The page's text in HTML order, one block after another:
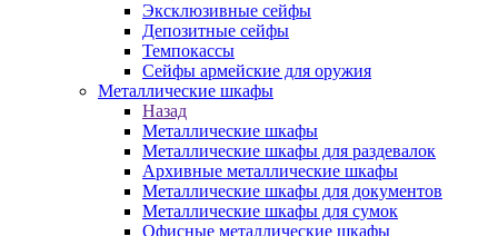
Эксклюзивные сейфы
Депозитные сейфы
Темпокассы
Сейфы армейские для оружия
Металлические шкафы
Назад
Металлические шкафы
Металлические шкафы для раздевалок
Архивные металлические шкафы
Металлические шкафы для документов
Металлические шкафы для сумок
Офисные металлические шкафы